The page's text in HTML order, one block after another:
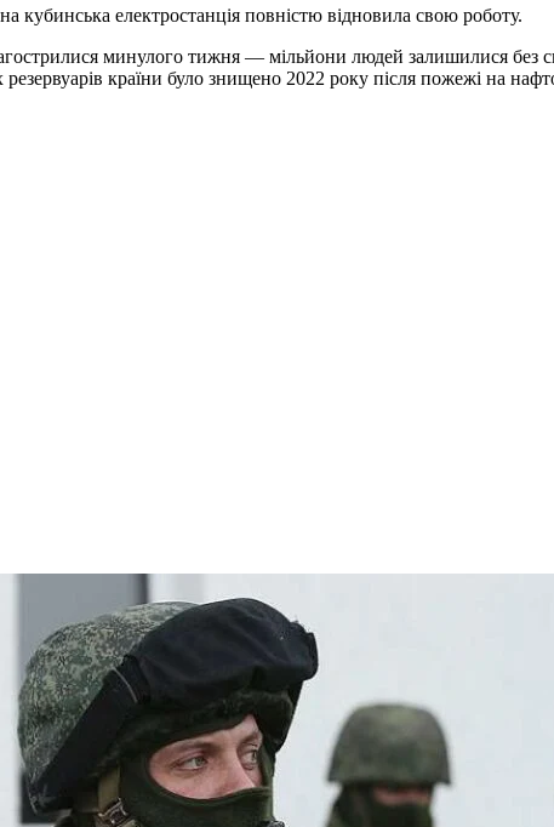
кубинська електростанція повністю відновила свою роботу.
минулого тижня — мільйони людей залишилися без
країни було знищено 2022 року після пожежі на